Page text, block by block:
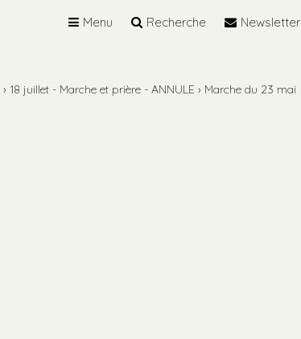
Menu Recherche Newsletter
› 18 juillet - Marche et prière - ANNULE › Marche du 23 mai